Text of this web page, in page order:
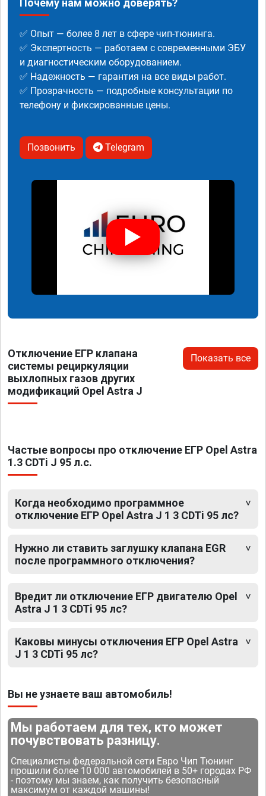
Почему нам можно доверять?
✅ Опыт — более 8 лет в сфере чип-тюнинга.
✅ Экспертность — работаем с современными ЭБУ
и диагностическим оборудованием.
✅ Надежность — гарантия на все виды работ.
✅ Прозрачность — подробные консультации по
телефону и фиксированные цены.
Позвонить Telegram
Отключение ЕГР клапана
системы рециркуляции
выхлопных газов других
модификаций Opel Astra J
Показать все
Частые вопросы про отключение ЕГР Opel Astra
1.3 CDTi J 95 л.с.
Когда необходимо программное
отключение ЕГР Opel Astra J 1 3 CDTi 95 лс?
Нужно ли ставить заглушку клапана EGR
после программного отключения?
Вредит ли отключение ЕГР двигателю Opel
Astra J 1 3 CDTi 95 лс?
Каковы минусы отключения ЕГР Opel Astra
J 1 3 CDTi 95 лс?
Вы не узнаете ваш автомобиль!
Мы работаем для тех, кто может
почувствовать разницу.
Специалисты федеральной сети Евро Чип Тюнинг
прошили более 10 000 автомобилей в 50+ городах РФ
- поэтому мы знаем, как получить безопасный
максимум от каждой машины!